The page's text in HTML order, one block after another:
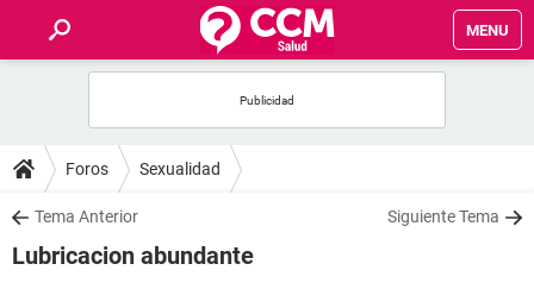
MENU
FOROS
SALUD
Foros Sexualidad
Tema Anterior Siguiente Tema
Lubricacion abundante